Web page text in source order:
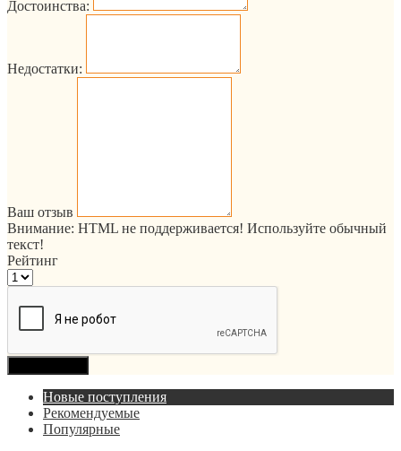
Достоинства:
Недостатки:
Ваш отзыв
Внимание: HTML не поддерживается! Используйте обычный
текст!
Рейтинг
Новые поступления
Рекомендуемые
Популярные